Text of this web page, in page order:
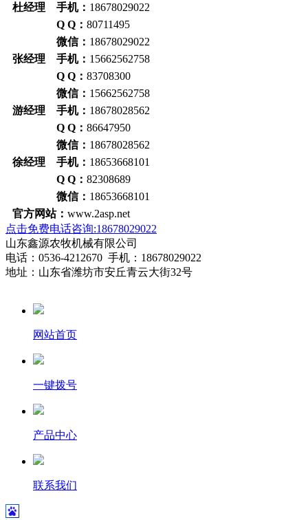
杜经理 手机： 18678029022
Q Q： 80711495
微信： 18678029022
张经理 手机： 15662562758
Q Q： 83708300
微信： 15662562758
游经理 手机： 18678028562
Q Q： 86647950
微信： 18678028562
徐经理 手机： 18653668101
Q Q： 82308689
微信： 18653668101
官方网站： www.2asp.net
点击免费电话咨询:18678029022
山东鑫源农牧机械有限公司
电话：0536-4212670 手机：18678029022
地址：山东省潍坊市安丘青云大街32号
网站首页
一键拨号
产品中心
联系我们